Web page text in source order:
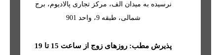
نرسیده به میدان الف، مرکز تجاری پالادیوم، برج
شمالی، طبقه 9، واحد 901
پذیرش مطب: روزهای زوج از ساعت 15 تا 19